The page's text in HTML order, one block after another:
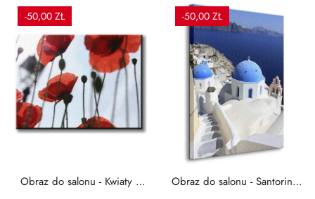
-50,00 ZŁ
Obraz do salonu - Kwiaty -
-50,00 ZŁ
Obraz do salonu - Santorini -